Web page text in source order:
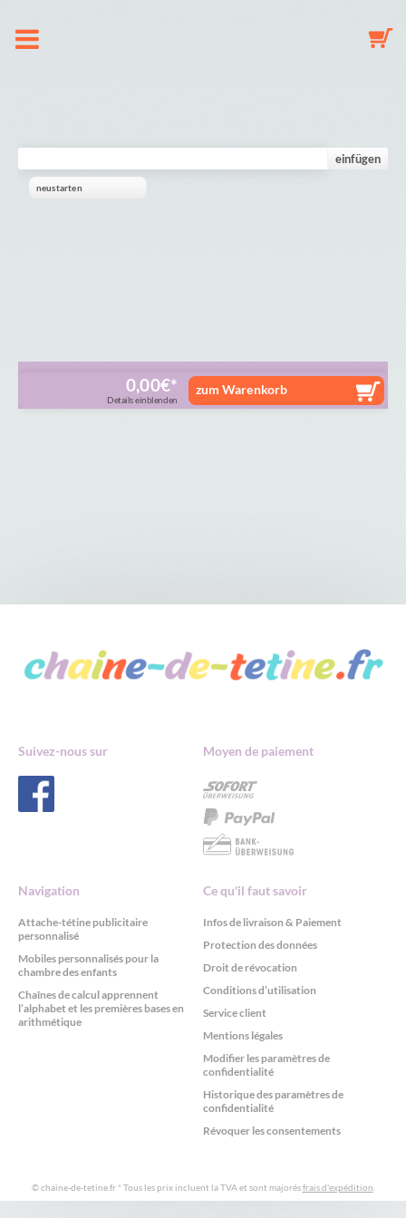
einfügen
neustarten
0,00€
Details einblenden
zum Warenkorb
Suivez-nous sur Moyen de paiement
Navigation
Attache-tétine publicitaire
personnalisé
Mobiles personnalisés pour la
chambre des enfants
Chaînes de calcul apprennent
l’alphabet et les premières bases en
arithmétique
Ce qu'il faut savoir
Infos de livraison & Paiement
Protection des données
Droit de révocation
Conditions d’utilisation
Service client
Mentions légales
Modifier les paramètres de
confidentialité
Historique des paramètres de
confidentialité
Révoquer les consentements
© chaine-de-tetine.fr * Tous les prix incluent la TVA et sont majorésfrais d'expédition